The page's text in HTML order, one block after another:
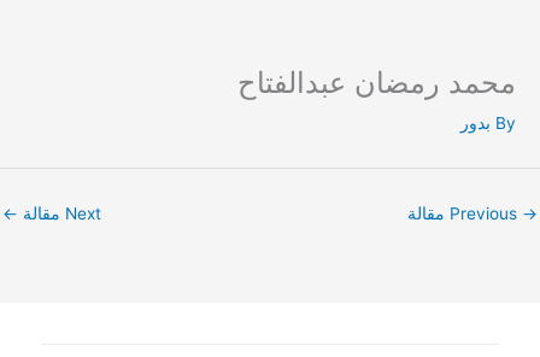
content
محمد رمضان عبدالفتاح
By بدور
→ Next مقالة ←